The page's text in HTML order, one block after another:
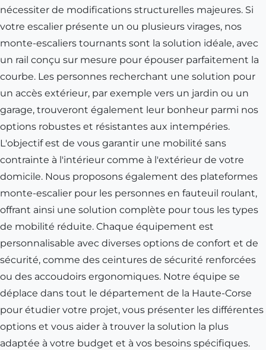
nécessiter de modifications structurelles majeures. Si
votre escalier présente un ou plusieurs virages, nos
monte-escaliers tournants sont la solution idéale, avec
un rail conçu sur mesure pour épouser parfaitement la
courbe. Les personnes recherchant une solution pour
un accès extérieur, par exemple vers un jardin ou un
garage, trouveront également leur bonheur parmi nos
options robustes et résistantes aux intempéries.
L'objectif est de vous garantir une mobilité sans
contrainte à l'intérieur comme à l'extérieur de votre
domicile. Nous proposons également des plateformes
monte-escalier pour les personnes en fauteuil roulant,
offrant ainsi une solution complète pour tous les types
de mobilité réduite. Chaque équipement est
personnalisable avec diverses options de confort et de
sécurité, comme des ceintures de sécurité renforcées
ou des accoudoirs ergonomiques. Notre équipe se
déplace dans tout le département de la Haute-Corse
pour étudier votre projet, vous présenter les différentes
options et vous aider à trouver la solution la plus
adaptée à votre budget et à vos besoins spécifiques.